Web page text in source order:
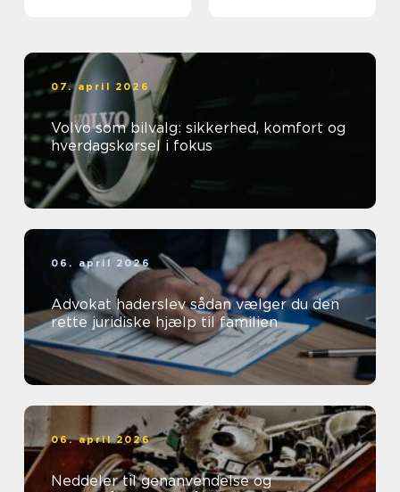
07. april 2026
Volvo som bilvalg: sikkerhed, komfort og
hverdagskørsel i fokus
06. april 2026
Advokat haderslev sådan vælger du den
rette juridiske hjælp til familien
06. april 2026
Neddeler til genanvendelse og